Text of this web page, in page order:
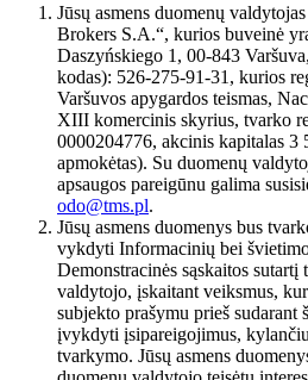
Jūsų asmens duomenų
Brokers S.A.“, kurios buveinė
Daszyńskiego 1, 00-843
kodas): 526-275-91-31, kurios
Varšuvos apygardos teismas,
XIII komercinis skyrius, tvarko
0000204776, akcinis kapitalas
apmokėtas). Su duomenų
apsaugos pareigūnu galima
odo@tms.pl.
Jūsų asmens duomenys bus
vykdyti Informacinių bei
Demonstracinės sąskaitos sutartį
valdytojo, įskaitant veiksmus,
subjekto prašymu prieš sudarant
įvykdyti įsipareigojimus,
tvarkymo. Jūsų asmens